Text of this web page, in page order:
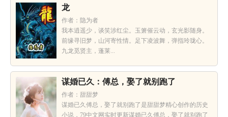
龙
作者：隐为者
我本逍遥少，谈笑涉红尘。玉箫催云动，玄光影随身。
前缘寻旧梦，山河寄性情。足下凌波舞，弹指玲珑心。
九龙觅贤主，蓬莱...
谋婚已久：傅总，娶了就别跑了
作者：甜甜梦
谋婚已久傅总，娶了就别跑了是甜甜梦精心创作的历史
小说，79中文网实时更新谋婚已久傅总，娶了就别跑了